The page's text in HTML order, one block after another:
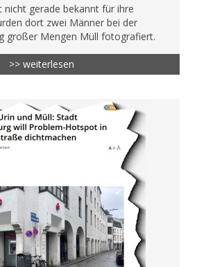
nicht gerade bekannt für ihre
dort zwei Männer bei der
großer Mengen Müll fotografiert.
>> weiterlesen